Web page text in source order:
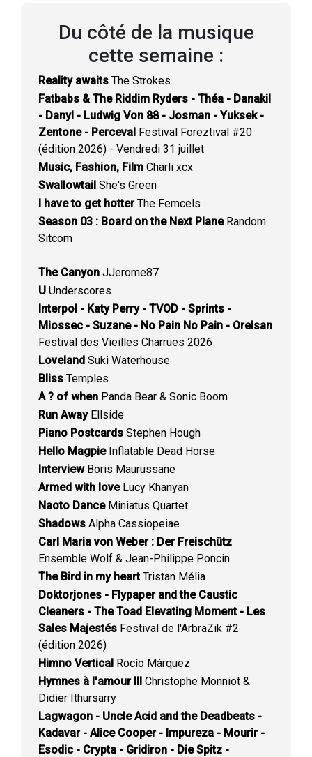
Du côté de la musique
cette semaine :
Reality awaits The Strokes
Fatbabs & The Riddim Ryders - Théa - Danakil
- Danyl - Ludwig Von 88 - Josman - Yuksek -
Zentone - Perceval Festival Foreztival #20
(édition 2026) - Vendredi 31 juillet
Music, Fashion, Film Charli xcx
Swallowtail She's Green
I have to get hotterThe Femcels
Season 03 : Board on the Next PlaneRandom
Sitcom
The Canyon JJerome87
U Underscores
Interpol - Katy Perry - TVOD - Sprints -
Miossec - Suzane - No Pain No Pain - Orelsan
Festival des Vieilles Charrues 2026
Loveland Suki Waterhouse
Bliss Temples
A ? of when Panda Bear & Sonic Boom
Run AwayEllside
Piano Postcards Stephen Hough
Hello MagpieInflatable Dead Horse
InterviewBoris Maurussane
Armed with loveLucy Khanyan
Naoto DanceMiniatus Quartet
Shadows Alpha Cassiopeiae
Carl Maria von Weber : Der Freischütz
Ensemble Wolf & Jean-Philippe Poncin
The Bird in my heartTristan Mélia
Doktorjones - Flypaper and the Caustic
Cleaners - The Toad Elevating Moment - Les
Sales Majestés Festival de l'ArbraZik #2
(édition 2026)
Himno Vertical Rocío Márquez
Hymnes à l'amour III Christophe Monniot &
Didier Ithursarry
Lagwagon - Uncle Acid and the Deadbeats -
Kadavar - Alice Cooper - Impureza - Mourir -
Esodic - Crypta - Gridiron - Die Spitz -